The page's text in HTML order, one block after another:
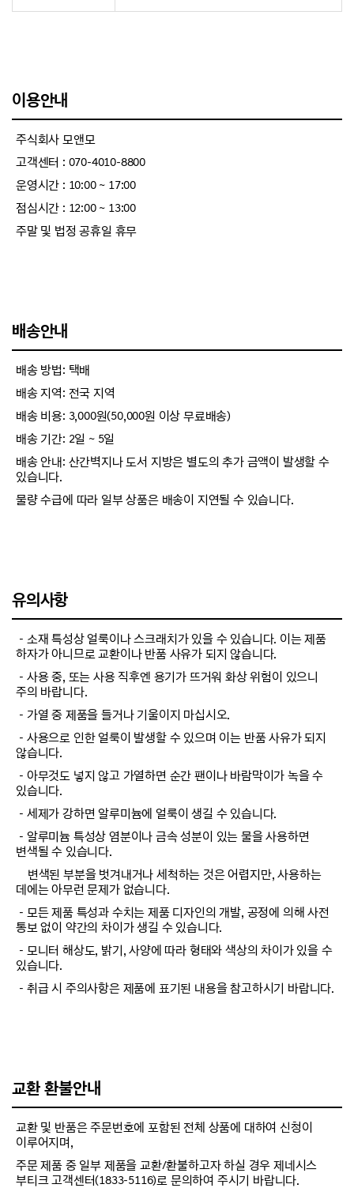
이용안내
주식회사 모앤모
고객센터 : 070-4010-8800
운영시간 : 10:00 ~ 17:00
점심시간 : 12:00 ~ 13:00
주말 및 법정 공휴일 휴무
배송안내
배송 방법: 택배
배송 지역: 전국 지역
배송 비용: 3,000원(50,000원 이상 무료배송)
배송 기간: 2일 ~ 5일
배송 안내: 산간벽지나 도서 지방은 별도의 추가 금액이 발생할 수
있습니다.
물량 수급에 따라 일부 상품은 배송이 지연될 수 있습니다.
유의사항
－소재 특성상 얼룩이나 스크래치가 있을 수 있습니다. 이는 제품
하자가 아니므로 교환이나 반품 사유가 되지 않습니다.
－사용 중, 또는 사용 직후엔 용기가 뜨거워 화상 위험이 있으니
주의 바랍니다.
－가열 중 제품을 들거나 기울이지 마십시오.
－사용으로 인한 얼룩이 발생할 수 있으며 이는 반품 사유가 되지
않습니다.
－아무것도 넣지 않고 가열하면 순간 팬이나 바람막이가 녹을 수
있습니다.
－세제가 강하면 알루미늄에 얼룩이 생길 수 있습니다.
－알루미늄 특성상 염분이나 금속 성분이 있는 물을 사용하면
변색될 수 있습니다.
변색된 부분을 벗겨내거나 세척하는 것은 어렵지만, 사용하는
데에는 아무런 문제가 없습니다.
－모든 제품 특성과 수치는 제품 디자인의 개발, 공정에 의해 사전
통보 없이 약간의 차이가 생길 수 있습니다.
－모니터 해상도, 밝기, 사양에 따라 형태와 색상의 차이가 있을 수
있습니다.
－취급 시 주의사항은 제품에 표기된 내용을 참고하시기 바랍니다.
교환 환불안내
교환 및 반품은 주문번호에 포함된 전체 상품에 대하여 신청이
이루어지며,
주문 제품 중 일부 제품을 교환/환불하고자 하실 경우 제네시스
부티크 고객센터(1833-5116)로 문의하여 주시기 바랍니다.